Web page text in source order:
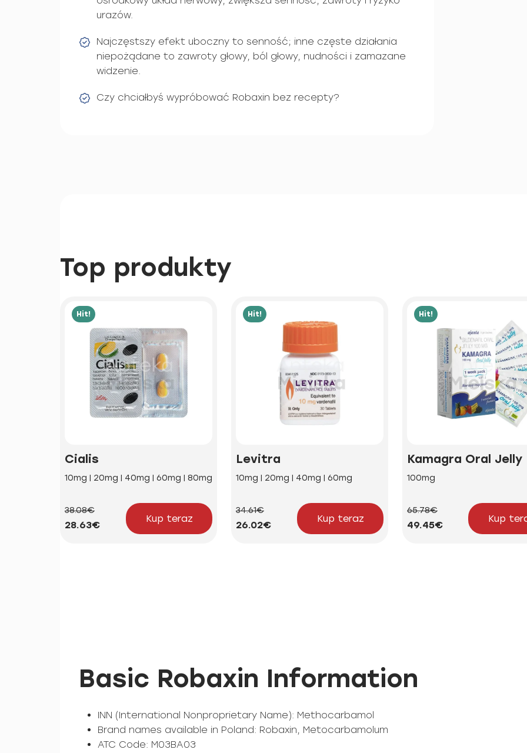
urazów.
Najczęstszy efekt uboczny to senność; inne częste działania
niepożądane to zawroty głowy, ból głowy, nudności i zamazane
widzenie.
Czy chciałbyś wypróbować Robaxin bez recepty?
Top produkty
Hit!
Cialis
10mg | 20mg | 40mg | 60mg | 80mg
38.08€
28.63€
Kup teraz
Hit!
Levitra
10mg | 20mg | 40mg | 60mg
34.61€
26.02€
Kup teraz
Hit!
Kamagra Oral Jelly
100mg
65.78€
49.45€
Kup
Basic Robaxin Information
INN (International Nonproprietary Name): Methocarbamol
Brand names available in Poland: Robaxin, Metocarbamolum
ATC Code: M03BA03